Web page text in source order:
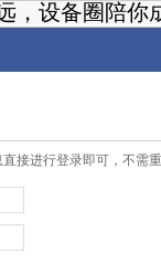
，设备圈陪你
接进行登录即可，不需